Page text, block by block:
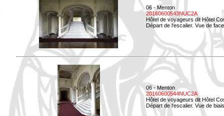
06 - Menton
20160600543NUC2A
Hôtel de voyageurs dit Hôtel
Départ de l'escalier. Vue de
06 - Menton
20160600544NUC2A
Hôtel de voyageurs dit Hôtel
Départ de l'escalier. Vue de